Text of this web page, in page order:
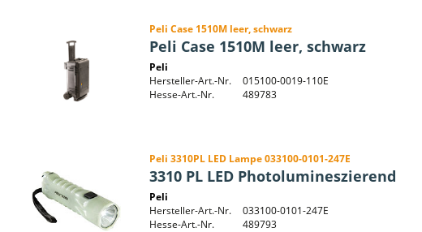
Peli Case 1510M leer, schwarz
Peli Case 1510M leer, schwarz
Peli
Hersteller-Art.-Nr.
015100-0019-110E
Hesse-Art.-Nr.
489783
Peli 3310PL LED Lampe 033100-0101-247E
3310 PL LED Photolumineszierend
Peli
Hersteller-Art.-Nr.
033100-0101-247E
Hesse-Art.-Nr.
489793